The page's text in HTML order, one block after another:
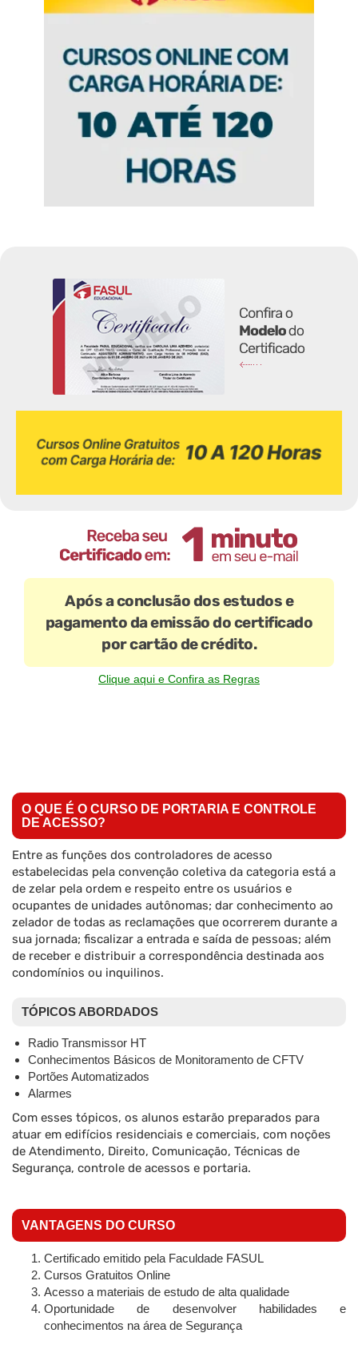
Após a conclusão dos estudos e
pagamento da emissão do certificado
por cartão de crédito.
Clique aqui e Confira as Regras
O QUE É O CURSO DE PORTARIA E CONTROLE
DE ACESSO?
Entre as funções dos controladores de acesso
estabelecidas pela convenção coletiva da categoria está a
de zelar pela ordem e respeito entre os usuários e
ocupantes de unidades autônomas; dar conhecimento ao
zelador de todas as reclamações que ocorrerem durante a
sua jornada; fiscalizar a entrada e saída de pessoas; além
de receber e distribuir a correspondência destinada aos
condomínios ou inquilinos.
TÓPICOS ABORDADOS
Radio Transmissor HT
Conhecimentos Básicos de Monitoramento de CFTV
Portões Automatizados
Alarmes
Com esses tópicos, os alunos estarão preparados para
atuar em edifícios residenciais e comerciais, com noções
de Atendimento, Direito, Comunicação, Técnicas de
Segurança, controle de acessos e portaria.
VANTAGENS DO CURSO
Certificado emitido pela Faculdade FASUL
Cursos Gratuitos Online
Acesso a materiais de estudo de alta qualidade
Oportunidade de desenvolver habilidades e
conhecimentos na área de Segurança